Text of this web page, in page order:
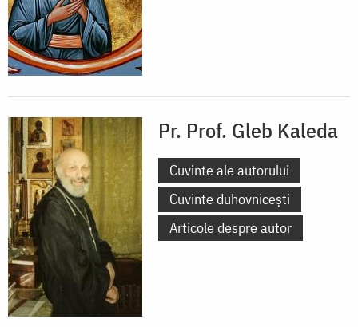
Pr. Prof. Gleb Kaleda
Cuvinte ale autorului
Cuvinte duhovnicești
Articole despre autor